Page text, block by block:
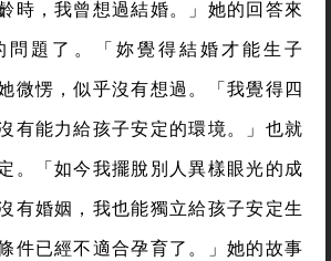
時，我曾想過結婚。」她的回答來
問題了。「妳覺得結婚才能生子
微愣，似乎沒有想過。「我覺得四
有能力給孩子安定的環境。」也就
。「如今我擺脫別人異樣眼光的成
有婚姻，我也能獨立給孩子安定生
件已經不適合孕育了。」她的故事